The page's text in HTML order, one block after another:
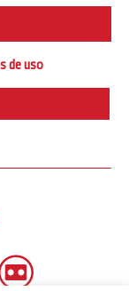
de uso